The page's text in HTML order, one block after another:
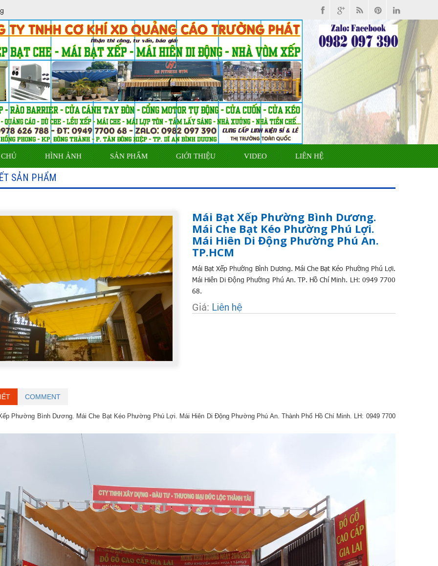
HÌNH ẢNH SẢN PHẨM GIỚI THIỆU VIDEO LIÊN HỆ
SẢN PHẨM
Mái Bạt Xếp Phường Bình Dương.
Mái Che Bạt Kéo Phường Phú Lợi.
Mái Hiên Di Động Phường Phú An.
TP.HCM
Mái Bạt Xếp Phường Bình Dương. Mái Che Bạt Kéo Phường Phú Lợi.
Mái Hiên Di Động Phường Phú An. TP. Hồ Chí Minh. LH: 0949 7700
68.
Giá: Liên hệ
COMMENT
Phường Bình Dương. Mái Che Bạt Kéo Phường Phú Lợi. Mái Hiên Di Động Phường Phú An. Thành Phố Hồ Chí Minh.
LH: 0949 7700